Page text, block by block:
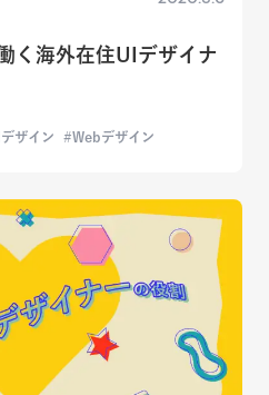
く海外在住UIデザイナ
デザイン Webデザイン